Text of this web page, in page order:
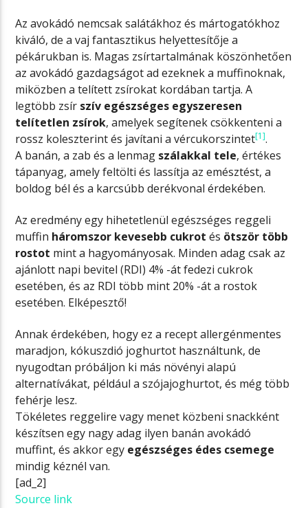
Az avokádó nemcsak salátákhoz és mártogatókhoz
kiváló, de a vaj fantasztikus helyettesítője a
pékárukban is. Magas zsírtartalmának köszönhetően
az avokádó gazdagságot ad ezeknek a muffinoknak,
miközben a telített zsírokat kordában tartja. A
legtöbb zsír szív egészséges egyszeresen
telítetlen zsírok, amelyek segítenek csökkenteni a
rossz koleszterint és javítani a vércukorszintet[1].
A banán, a zab és a lenmag szálakkal tele, értékes
tápanyag, amely feltölti és lassítja az emésztést, a
boldog bél és a karcsúbb derékvonal érdekében.
Az eredmény egy hihetetlenül egészséges reggeli
muffin háromszor kevesebb cukrot és ötször több
rostot mint a hagyományosak. Minden adag csak az
ajánlott napi bevitel (RDI) 4% -át fedezi cukrok
esetében, és az RDI több mint 20% -át a rostok
esetében. Elképesztő!
Annak érdekében, hogy ez a recept allergénmentes
maradjon, kókuszdió joghurtot használtunk, de
nyugodtan próbáljon ki más növényi alapú
alternatívákat, például a szójajoghurtot, és még több
fehérje lesz.
Tökéletes reggelire vagy menet közbeni snackként
készítsen egy nagy adag ilyen banán avokádó
muffint, és akkor egy egészséges édes csemege
mindig kéznél van.
[ad_2]
Source link